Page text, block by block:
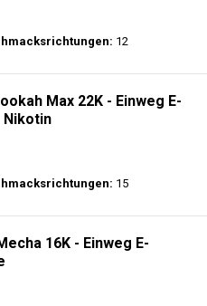
12
Max 22K - Einweg E-
Nikotin
15
16K - Einweg E-